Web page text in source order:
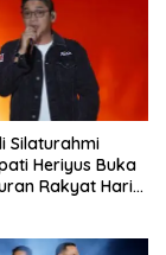
Silaturahmi
Heriyus Buka
Rakyat Hari